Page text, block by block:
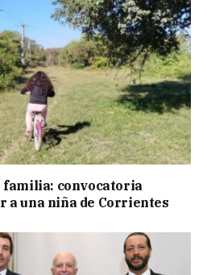
familia: convocatoria
a una niña de Corrientes